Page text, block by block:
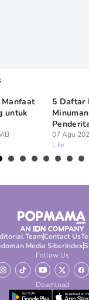
untuk
5 Daftar
07 Agu
Life
TeamContact Us
Media SiberIndex
Follow Us
Download